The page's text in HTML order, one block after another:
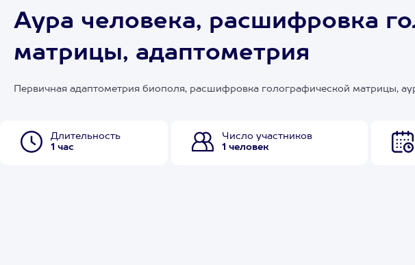
Аура человека, расшифровка
матрицы, адаптометрия
Первичная адаптометрия биополя, расшифровка голографической матрицы,
Длительность
1 час
Число участников
1 человек